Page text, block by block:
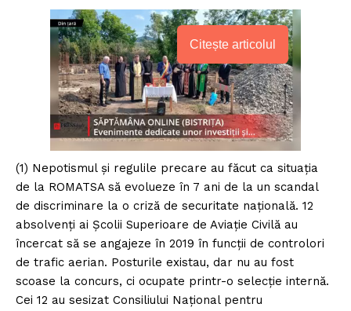
Citește articolul
(1) Nepotismul și regulile precare au făcut ca situația
de la ROMATSA să evolueze în 7 ani de la un scandal
de discriminare la o criză de securitate națională. 12
absolvenți ai Școlii Superioare de Aviație Civilă au
încercat să se angajeze în 2019 în funcții de controlori
de trafic aerian. Posturile existau, dar nu au fost
scoase la concurs, ci ocupate printr-o selecție internă.
Cei 12 au sesizat Consiliului Național pentru